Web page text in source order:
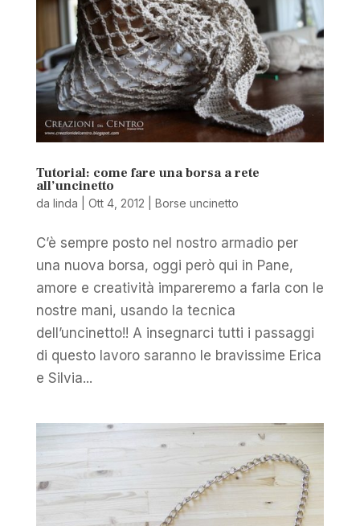
Tutorial: come fare una borsa a rete
all’uncinetto
da linda Ott 4, 2012 Borse uncinetto
C’è sempre posto nel nostro armadio per
una nuova borsa, oggi però qui in Pane,
amore e creatività impareremo a farla con le
nostre mani, usando la tecnica
dell’uncinetto!! A insegnarci tutti i passaggi
di questo lavoro saranno le bravissime Erica
e Silvia...